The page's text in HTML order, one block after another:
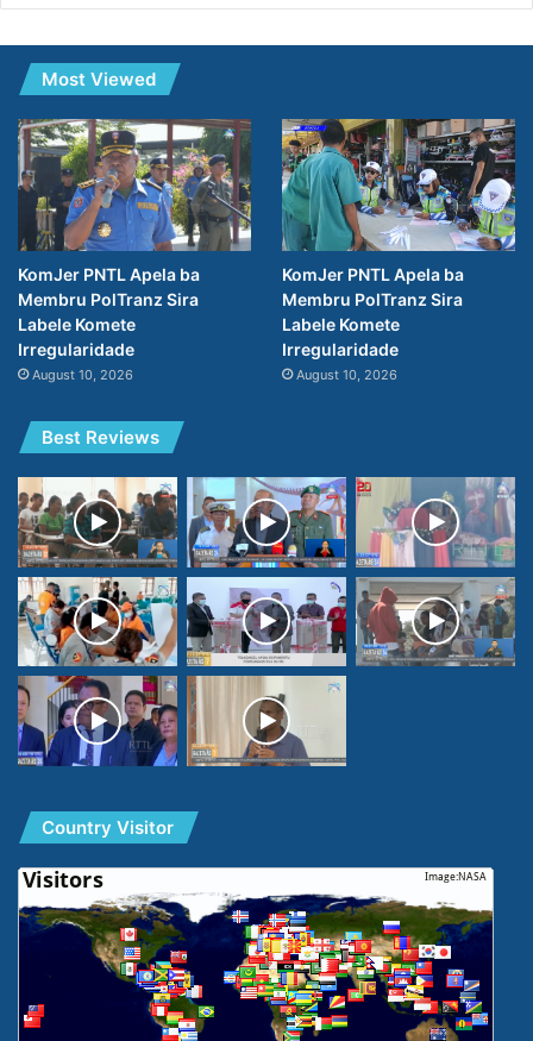
Most Viewed
KomJer PNTL Apela ba
Membru PolTranz Sira
Labele Komete
Irregularidade
August 10, 2026
KomJer PNTL Apela ba
Membru PolTranz Sira
Labele Komete
Irregularidade
August 10, 2026
Best Reviews
Country Visitor